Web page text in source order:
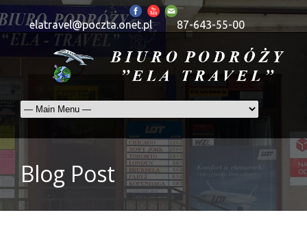
elatravel@poczta.onet.pl 87-643-55-00
Blog Post